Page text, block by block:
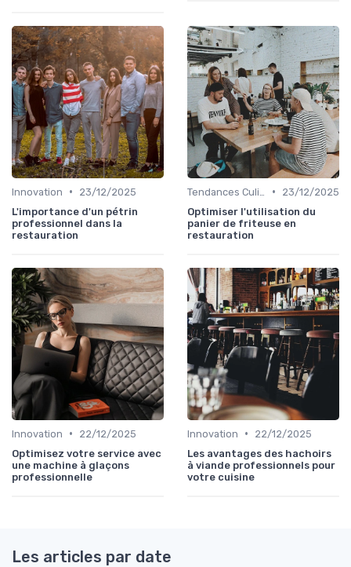
Innovation •
23/12/2025
L'importance d'un pétrin
professionnel dans la
restauration
•
23/12/2025
Optimiser l'utilisation du
panier de friteuse en
restauration
Innovation •
22/12/2025
Optimisez votre service avec
une machine à glaçons
professionnelle
Innovation •
22/12/2025
Les avantages des hachoirs
à viande professionnels pour
votre cuisine
Les articles par date